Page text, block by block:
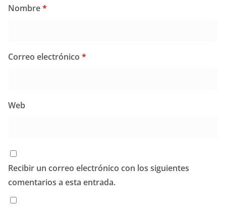
Nombre*
Correo electrónico *
Web
Recibir un correo electrónico con los siguientes
comentarios a esta entrada.